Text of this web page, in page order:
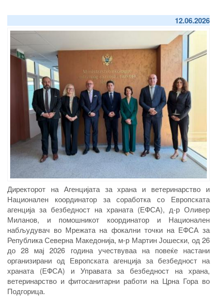
12.06.2026
Директорот на Агенцијата за храна и ветеринарство и
Национален координатор за соработка со Европската
агенција за безбедност на храната (ЕФСА), д-р Оливер
Миланов, и помошникот координатор и Национален
набљудувач во Мрежата на фокални точки на ЕФСА за
Република Северна Македонија, м-р Мартин Јошески, од 26
до 28 мај 2026 година учествуваа на повеќе настани
организирани од Европската агенција за безбедност на
храната (ЕФСА) и Управата за безбедност на храна,
ветеринарство и фитосанитарни работи на Црна Гора во
Подгорица.